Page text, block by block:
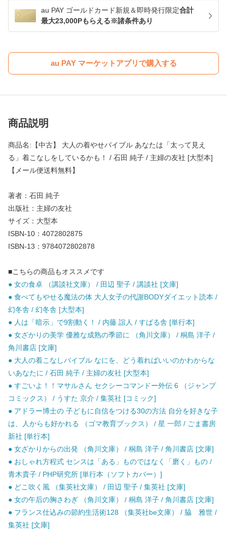
au PAY ゴールドカード新規＆即時発行限定合計
最大23,000Pもらえる※諸条件あり
au PAY マーケットアプリで購入する
商品説明
商品名:【中古】 大人の着やせバイブル あなたは「太って見え
る」着こなしをしているかも！ / 石田 純子 / 主婦の友社 [大型本]
【メール便送料無料】
著者：石田 純子
出版社：主婦の友社
サイズ：大型本
ISBN-10：4072802875
ISBN-13：9784072802878
■こちらの商品もオススメです
● 女の食卓 （講談社文庫） / 田辺 聖子 / 講談社 [文庫]
● 食べてもやせる魔法の体 大人女子の代謝BODYダイエット読本 /
幻冬舎 / 幻冬舎 [大型本]
● 人は「暗示」で9割動く！ / 内藤 誼人 / すばる舎 [単行本]
● 女ざかりの美学 優雅な成熟の季節に （角川文庫） / 桐島 洋子 /
角川書店 [文庫]
● 大人の着こなしバイブル なにを、どう着ればいいのかわからな
いあなたに / 石田 純子 / 主婦の友社 [大型本]
● すごいよ！！マサルさん セクシーコマンドー外伝 6 （ジャンプ
コミックス） / うすた 京介 / 集英社 [コミック]
● アドラー博士の 子どもに自信をつける30の方法 自分を好きな子
は、人からも好かれる （ゴマ教育ブックス） / 星 一郎 / ごま書房
新社 [単行本]
● 女ざかりからの出発 （角川文庫） / 桐島 洋子 / 角川書店 [文庫]
● おしゃれ方程式 センスは「ある」ものではなく「磨く」もの /
青木貴子 / PHP研究所 [単行本（ソフトカバー）]
● どこ吹く風 （集英社文庫） / 田辺 聖子 / 集英社 [文庫]
● 女の午后の胸さわぎ （角川文庫） / 桐島 洋子 / 角川書店 [文庫]
● フランス仕込みの節約生活術128 （集英社be文庫） / 脇 雅世 /
集英社 [文庫]